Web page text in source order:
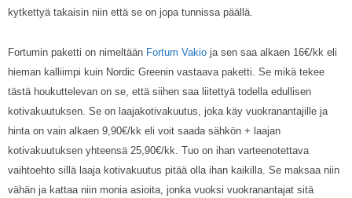
kytkettyä takaisin niin että se on jopa tunnissa päällä.
Fortumin paketti on nimeltään Fortum Vakio ja sen saa alkaen 16€/kk eli
hieman kalliimpi kuin Nordic Greenin vastaava paketti. Se mikä tekee
tästä houkuttelevan on se, että siihen saa liitettyä todella edullisen
kotivakuutuksen. Se on laajakotivakuutus, joka käy vuokranantajille ja
hinta on vain alkaen 9,90€/kk eli voit saada sähkön + laajan
kotivakuutuksen yhteensä 25,90€/kk. Tuo on ihan varteenotettava
vaihtoehto sillä laaja kotivakuutus pitää olla ihan kaikilla. Se maksaa niin
vähän ja kattaa niin monia asioita, jonka vuoksi vuokranantajat sitä